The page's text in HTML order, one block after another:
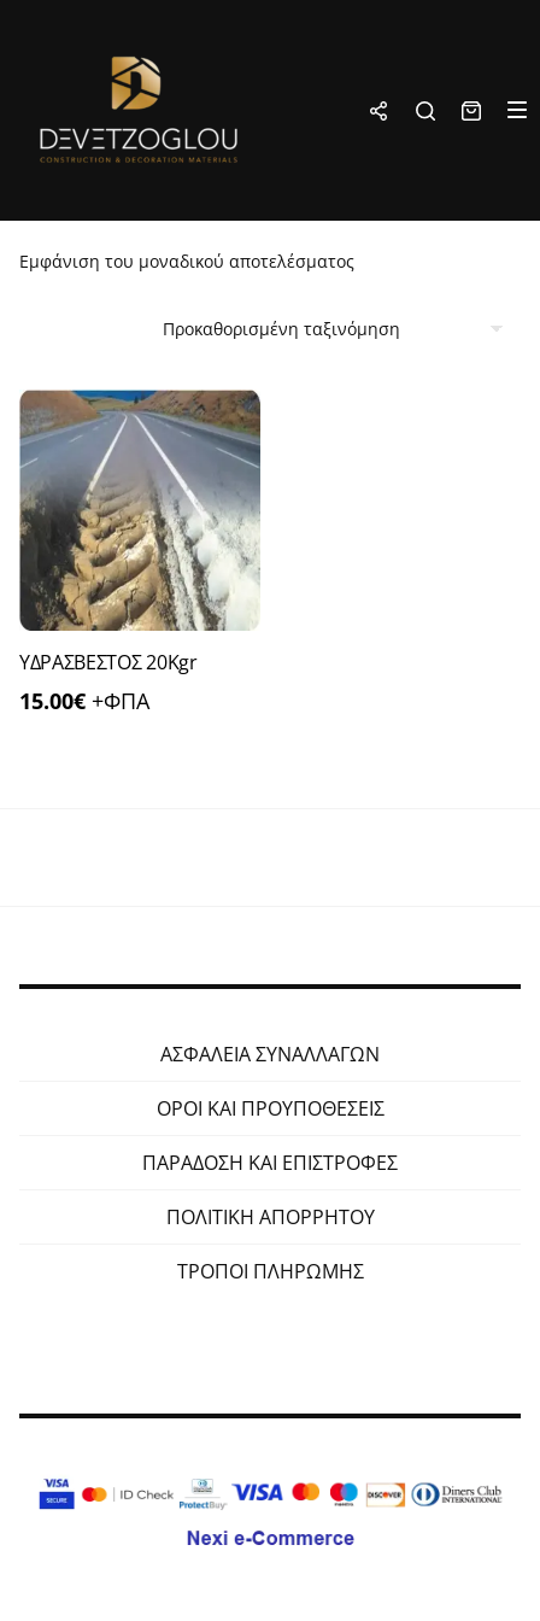
Εμφάνιση του μοναδικού αποτελέσματος
ΥΔΡΑΣΒΕΣΤΟΣ 20Kgr
15.00€ +ΦΠΑ
ΑΣΦΑΛΕΙΑ ΣΥΝΑΛΛΑΓΩΝ
ΟΡΟΙ ΚΑΙ ΠΡΟΥΠΟΘΕΣΕΙΣ
ΠΑΡΑΔΟΣΗ ΚΑΙ ΕΠΙΣΤΡΟΦΕΣ
ΠΟΛΙΤΙΚΗ ΑΠΟΡΡΗΤΟΥ
ΤΡΟΠΟΙ ΠΛΗΡΩΜΗΣ